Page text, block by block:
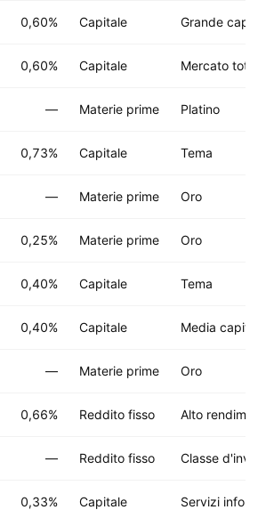
0,60% Capitale Grande
0,60% Capitale Mercato totale
— Materie prime Platino
0,73% Capitale Tema
— Materie prime Oro
0,25% Materie prime Oro
0,40% Capitale Tema
0,40% Capitale Media
— Materie prime Oro
0,66% Reddito fisso Alto rendimento
— Reddito fisso Classe
0,33% Capitale Servizi